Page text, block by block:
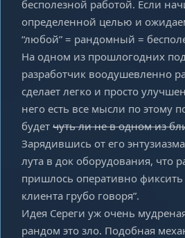
бесполезной работой. Если
определенной целью и
“любой” = рандомный =
На одном из прошлогодних
разработчик воодушевленно
сделает легко и просто
него есть все мысли по этому
будет чуть ли не в одном из
Зарядившись от его
лута в док оборудования, что
пришлось оперативно
клиента грубо говоря”.
Идея Сереги уж очень
рандом это зло. Подобная